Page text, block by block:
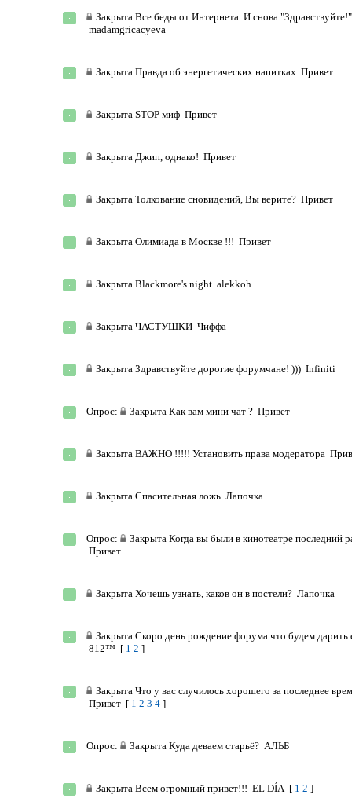
ЗакрытаВсе беды от Интернета. И снова
madamgricacyeva
ЗакрытаПравда об энергетических напитках Привет
ЗакрытаSTOP миф Привет
ЗакрытаДжип, однако! Привет
ЗакрытаТолкование сновидений, Вы верите? Привет
ЗакрытаОлимиада в Москве !!! Привет
ЗакрытаBlackmore's night alekkoh
ЗакрытаЧАСТУШКИ Чиффа
ЗакрытаЗдравствуйте дорогие форумчане! ))) Infiniti
Опрос: ЗакрытаКак вам мини чат ? Привет
ЗакрытаВАЖНО !!!!! Установить права модератора
ЗакрытаСпасительная ложь Лапочка
Опрос: ЗакрытаКогда вы были в кинотеатре последний
Привет
ЗакрытаХочешь узнать, каков он в постели? Лапочка
ЗакрытаСкоро день рождение форума.что будем дарить
812™ [ 1 2 ]
ЗакрытаЧто у вас случилось хорошего за последнее
Привет [ 1 2 3 4 ]
Опрос: ЗакрытаКуда деваем старьё? АЛЬБ
ЗакрытаВсем огромный привет!!! EL DÍA [ 1 2 ]